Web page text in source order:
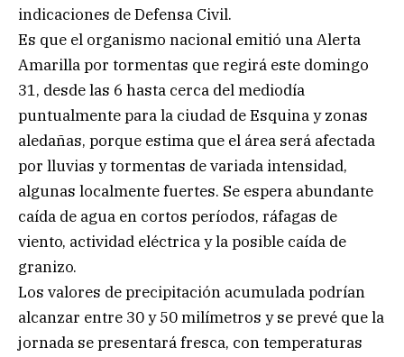
indicaciones de Defensa Civil.
Es que el organismo nacional emitió una Alerta
Amarilla por tormentas que regirá este domingo
31, desde las 6 hasta cerca del mediodía
puntualmente para la ciudad de Esquina y zonas
aledañas, porque estima que el área será afectada
por lluvias y tormentas de variada intensidad,
algunas localmente fuertes. Se espera abundante
caída de agua en cortos períodos, ráfagas de
viento, actividad eléctrica y la posible caída de
granizo.
Los valores de precipitación acumulada podrían
alcanzar entre 30 y 50 milímetros y se prevé que la
jornada se presentará fresca, con temperaturas